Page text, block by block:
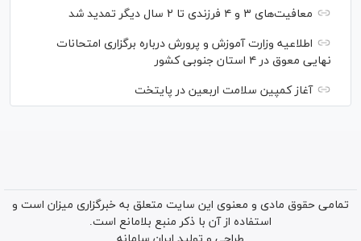
معافیت‌های ۳ و ۴ فرزندی تا ۲ سال دیگر تمدید شد
اطلاعیه وزارت آموزش و پرورش درباره برگزاری امتحانات
نهایی معوق در ۴ استان جنوبی کشور
آغاز کمپین سلامت اربعین در پایتخت
تمامی حقوق مادی و معنوی این سایت متعلق به خبرگزاری میزان است و
استفاده از آن با ذکر منبع بلامانع است.